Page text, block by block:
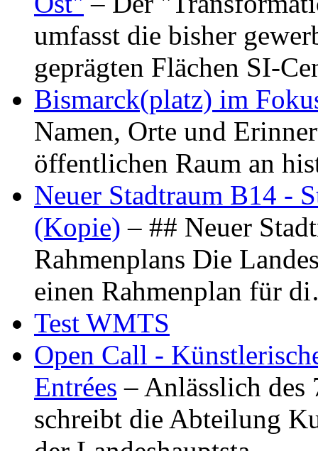
umfasst die bisher
geprägten Flächen SI-
Bismarck(platz) im
Namen, Orte und
öffentlichen Raum an
Neuer Stadtraum B14 -
(Kopie) – ## Neuer
Rahmenplans Die
einen Rahmenplan für
Test WMTS
Open Call -
Entrées – Anlässlich
schreibt die Abteilung